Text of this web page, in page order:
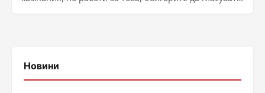
Новини